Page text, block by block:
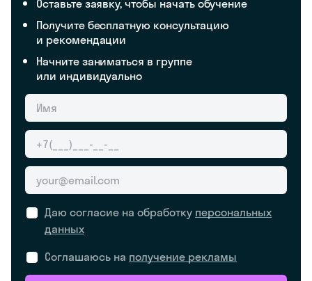
Оставьте заявку, чтобы начать обучение
Получите бесплатную консультацию
и рекомендации
Начните заниматься в группе
или индивидуально
Даю согласие на обработку персональных
данных
Соглашаюсь на получение рекламы